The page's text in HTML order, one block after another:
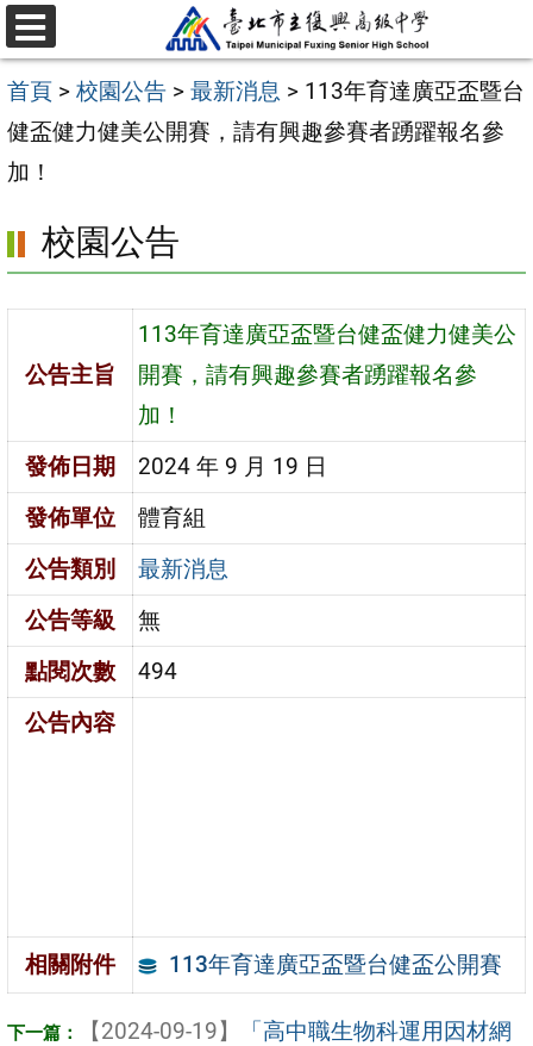
跳
至
主
要
內
區
選
單
首頁 > 校園公告 > 最新消息 > 113年育達廣亞盃暨台
健盃健力健美公開賽，請有興趣參賽者踴躍報名參
加！
校園公告
公告主旨
113年育達廣亞盃暨台健盃健力健美公
開賽，請有興趣參賽者踴躍報名參
加！
發佈日期
2024 年 9 月 19 日
發佈單位
體育組
公告類別
最新消息
公告等級
無
點閱次數
494
公告內容
相關附件 113年育達廣亞盃暨台健盃公開賽
【2024-09-19】
「高中職生物科運用因材網